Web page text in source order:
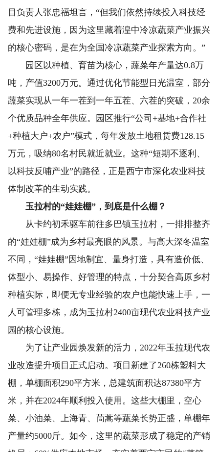
目负责人张忠福坦言，“但我们依然持续投入科技经
费和先进设施，因为这里藏着湟中冷凉蔬菜产业振兴
的核心密码，是在为全国冷凉蔬菜产业探索方向。”
园区以种植、育苗为核心，蔬菜年产量达0.8万
吨，产值3200万元。通过优化节能型日光温室，部分
蔬菜实现从一年一茬到一年五茬、六茬的突破，20余
个优质品种全年供应。园区推行“公司+基地+合作社
+种植大户+农户”模式，每年发放土地租赁费128.15
万元，吸纳80名村民就近就业。这种“短期不逐利、
以科技反哺产业”的路径，正是西宁市深化农业科技
体制改革的生动实践。
玉拉村的“娃娃棚”，到底是什么棚？
从卡约初禾驱车前往多巴镇玉拉村，一排排整齐
的“娃娃棚”成为乡村最亮眼的风景。与高大深冬温室
不同，“娃娃棚”因地制宜、量身打造，具有造价低、
体型小、易操作、好管理的特点，十分契合高原乡村
种植实际，即便无专业经验的农户也能快速上手，一
人可管理多栋，成为玉拉村2400亩现代农业科技产业
园的核心设施。
为了让产业园焕发新的活力，2022年玉拉现代农
业改造提升项目正式启动。项目新建了260栋塑料大
棚，单棚面积290平方米，总建筑面积达87380平方
米，并在2024年顺利投入使用。这些大棚里，空心
菜、小油菜、上海青、茼蒿等蔬菜长势正盛，单棚年
产量约5000斤。如今，这里的蔬菜形成了稳定的产销